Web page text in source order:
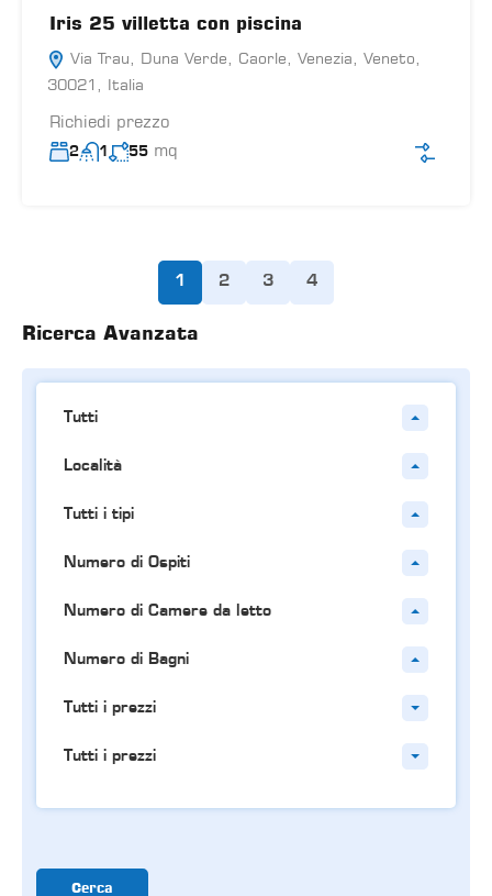
Iris 25 villetta con piscina
Via Trau, Duna Verde, Caorle, Venezia, Veneto,
30021, Italia
Richiedi prezzo
2 1 55 mq
1 2 3 4
Ricerca Avanzata
Tutti
Località
Tutti i tipi
Numero di Ospiti
Numero di Camere da letto
Numero di Bagni
Tutti i prezzi
Tutti i prezzi
Cerca